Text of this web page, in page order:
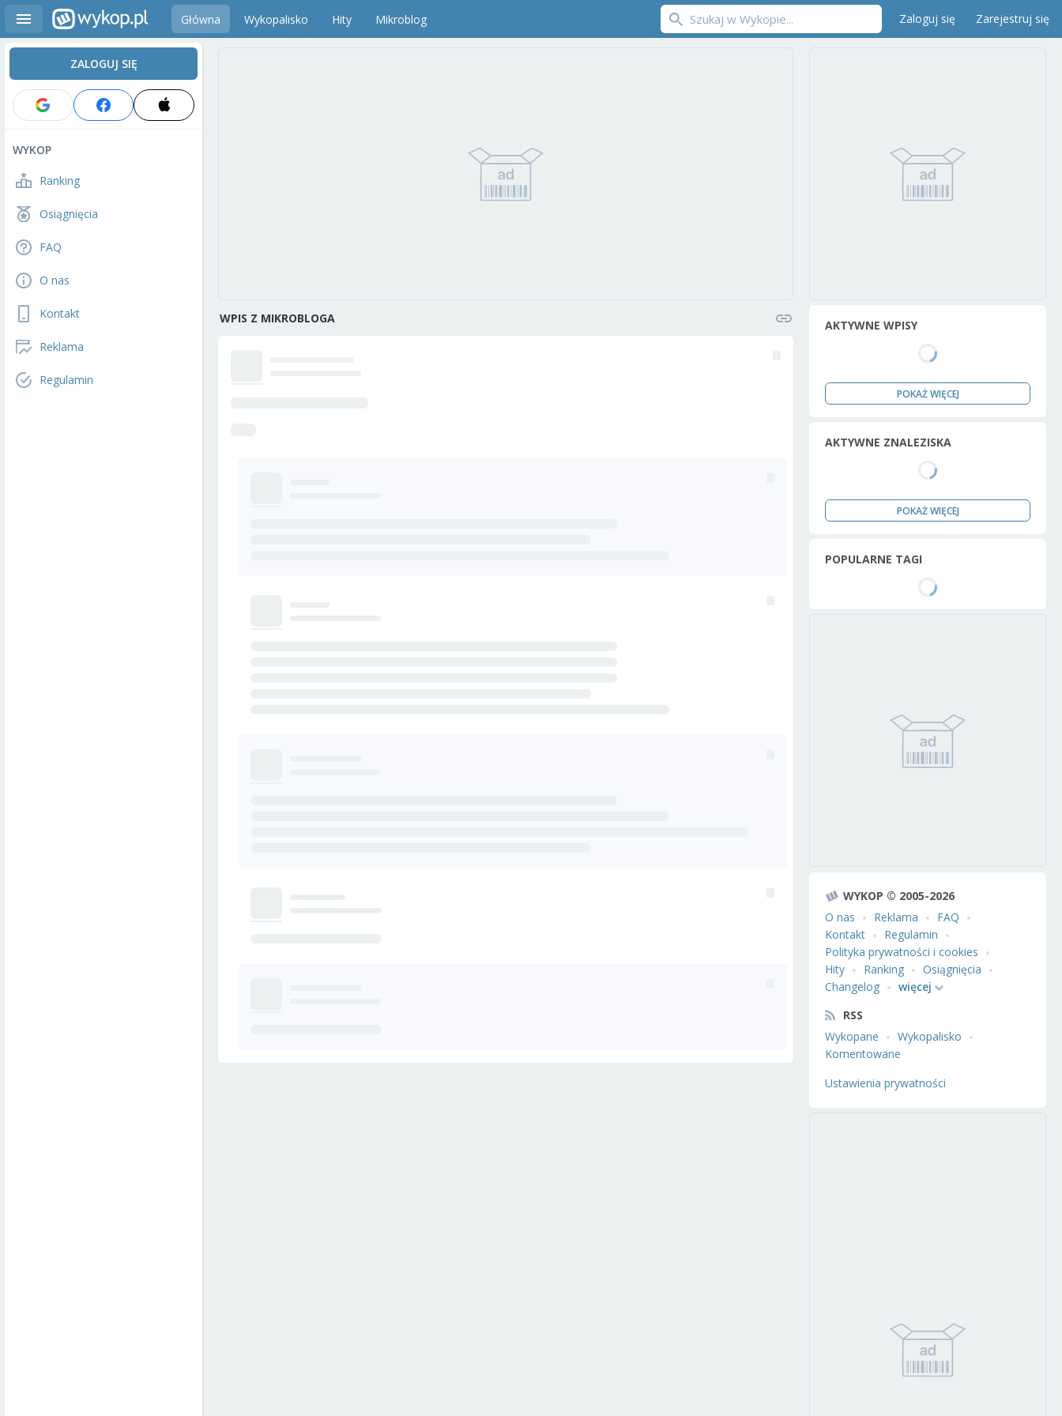
Główna Wykopalisko Hity Mikroblog Zaloguj się Zarejestruj się
ZALOGUJ SIĘ
WYKOP
Ranking
Osiągnięcia
FAQ
O nas
Kontakt
Reklama
Regulamin
WPIS Z MIKROBLOGA AKTYWNE WPISY
POKAŻ WIĘCEJ
AKTYWNE ZNALEZISKA
POKAŻ WIĘCEJ
POPULARNE TAGI
WYKOP © 2005-2026
O nas
Reklama
FAQ
Kontakt
Regulamin
Polityka prywatności i cookies
Hity
Ranking
Osiągnięcia
Changelog
więcej
RSS
Wykopane
Wykopalisko
Komentowane
Ustawienia prywatności